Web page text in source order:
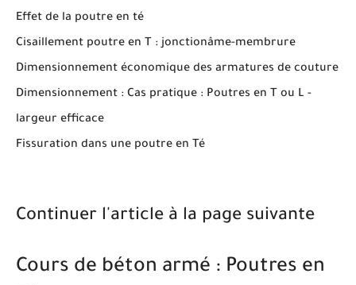
Effet de la poutre en té
Cisaillement poutre en T : jonctionâme-membrure
Dimensionnement économique des armatures de couture
Dimensionnement : Cas pratique : Poutres en T ou L -
largeur efficace
Fissuration dans une poutre en Té
Continuer l'article à la page suivante
Cours de béton armé : Poutres en